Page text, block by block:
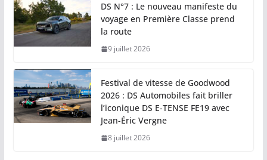
DS N°7 : Le nouveau manifeste du
voyage en Première Classe prend
la route
9 juillet 2026
Festival de vitesse de Goodwood
2026 : DS Automobiles fait briller
l’iconique DS E-TENSE FE19 avec
Jean-Éric Vergne
8 juillet 2026